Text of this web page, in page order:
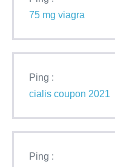
75 mg viagra
Ping :
cialis coupon 2021
Ping :